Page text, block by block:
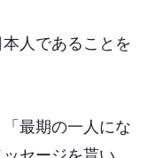
本人であることを
最期の一人にな